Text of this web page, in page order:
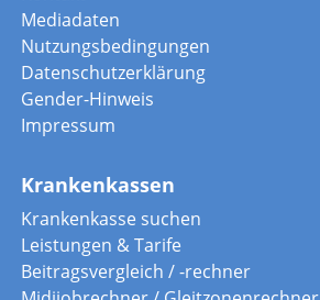
Mediadaten
Nutzungsbedingungen
Datenschutzerklärung
Gender-Hinweis
Impressum
Krankenkassen
Krankenkasse suchen
Leistungen & Tarife
Beitragsvergleich / -rechner